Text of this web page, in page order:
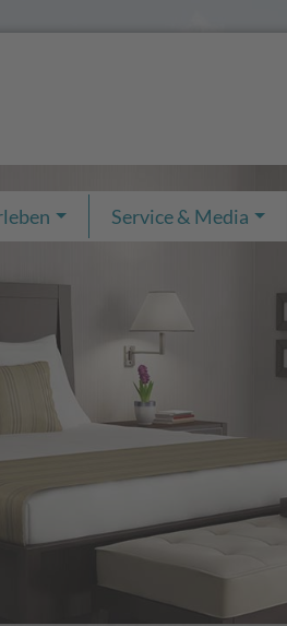
Service & Media